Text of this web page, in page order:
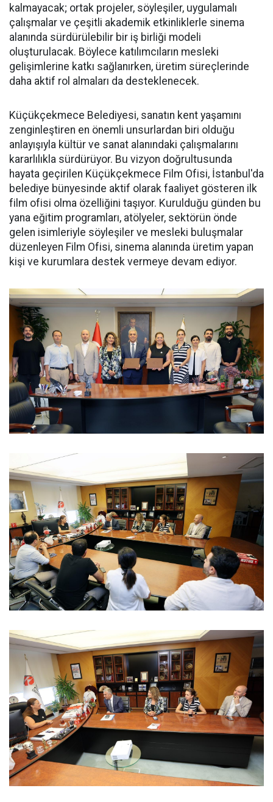
kalmayacak; ortak projeler, söyleşiler, uygulamalı
çalışmalar ve çeşitli akademik etkinliklerle sinema
alanında sürdürülebilir bir iş birliği modeli
oluşturulacak. Böylece katılımcıların mesleki
gelişimlerine katkı sağlanırken, üretim süreçlerinde
daha aktif rol almaları da desteklenecek.
Küçükçekmece Belediyesi, sanatın kent yaşamını
zenginleştiren en önemli unsurlardan biri olduğu
anlayışıyla kültür ve sanat alanındaki çalışmalarını
kararlılıkla sürdürüyor. Bu vizyon doğrultusunda
hayata geçirilen Küçükçekmece Film Ofisi, İstanbul'da
belediye bünyesinde aktif olarak faaliyet gösteren ilk
film ofisi olma özelliğini taşıyor. Kurulduğu günden bu
yana eğitim programları, atölyeler, sektörün önde
gelen isimleriyle söyleşiler ve mesleki buluşmalar
düzenleyen Film Ofisi, sinema alanında üretim yapan
kişi ve kurumlara destek vermeye devam ediyor.